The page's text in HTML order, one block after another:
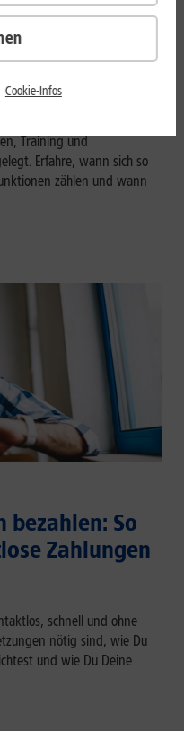
Für wen
Modelle?
Training und
Erfahre, wann sich so
zählen und wann
So
Zahlungen
schnell und ohne
nötig sind, wie Du
und wie Du Deine
Cookie-Infos